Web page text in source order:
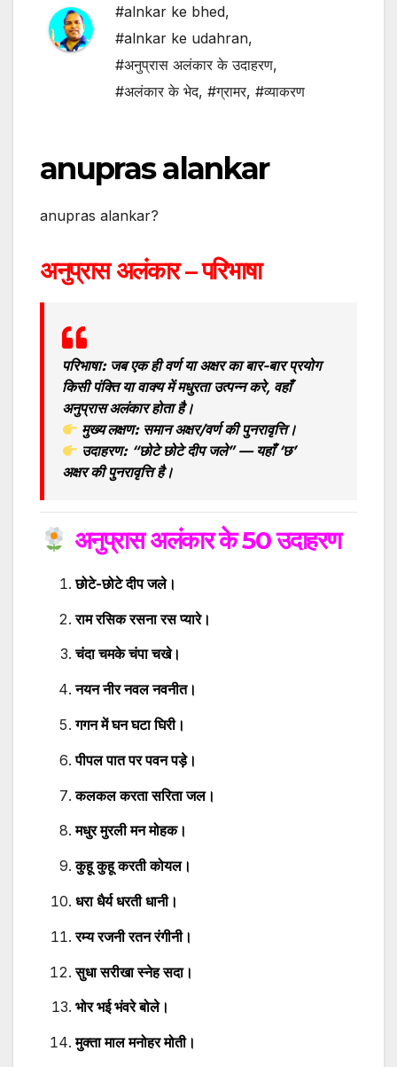
#alnkar ke bhed,
#alnkar ke udahran,
#अनुप्रास अलंकार के उदाहरण,
#अलंकार के भेद, #ग्रामर, #व्याकरण
anupras alankar
anupras alankar?
अनुप्रास अलंकार – परिभाषा
परिभाषा:जब एक ही वर्ण या अक्षर का बार-बार प्रयोग
किसी पंक्ति या वाक्य में मधुरता उत्पन्न करे, वहाँ
अनुप्रास अलंकारहोता है।
मुख्य लक्षण:समान अक्षर/वर्ण की पुनरावृत्ति।
उदाहरण:“छोटे छोटे दीप जले” — यहाँ ‘छ’
अक्षर की पुनरावृत्ति है।
अनुप्रास अलंकार के 50 उदाहरण
छोटे-छोटे दीप जले।
राम रसिक रसना रस प्यारे।
चंदा चमके चंपा चखे।
नयन नीर नवल नवनीत।
गगन में घन घटा घिरी।
पीपल पात पर पवन पड़े।
कलकल करता सरिता जल।
मधुर मुरली मन मोहक।
कुहू कुहू करती कोयल।
धरा धैर्य धरती धानी।
रम्य रजनी रतन रंगीनी।
सुधा सरीखा स्नेह सदा।
भोर भई भंवरे बोले।
मुक्ता माल मनोहर मोती।